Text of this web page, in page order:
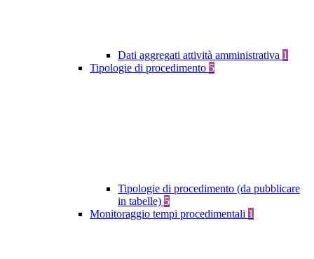
Dati aggregati attività amministrativa 1
Tipologie di procedimento 5
Tipologie di procedimento (da pubblicare
in tabelle) 5
Monitoraggio tempi procedimentali 1